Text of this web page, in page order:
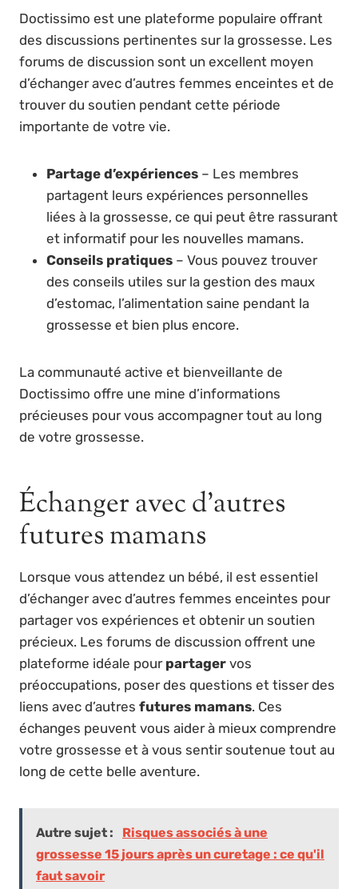
Doctissimo est une plateforme populaire offrant
des discussions pertinentes sur la grossesse. Les
forums de discussion sont un excellent moyen
d’échanger avec d’autres femmes enceintes et de
trouver du soutien pendant cette période
importante de votre vie.
Partage d’expériences – Les membres
partagent leurs expériences personnelles
liées à la grossesse, ce qui peut être rassurant
et informatif pour les nouvelles mamans.
Conseils pratiques – Vous pouvez trouver
des conseils utiles sur la gestion des maux
d’estomac, l’alimentation saine pendant la
grossesse et bien plus encore.
La communauté active et bienveillante de
Doctissimo offre une mine d’informations
précieuses pour vous accompagner tout au long
de votre grossesse.
Échanger avec d’autres
futures mamans
Lorsque vous attendez un bébé, il est essentiel
d’échanger avec d’autres femmes enceintes pour
partager vos expériences et obtenir un soutien
précieux. Les forums de discussion offrent une
plateforme idéale pour partager vos
préoccupations, poser des questions et tisser des
liens avec d’autres futures mamans. Ces
échanges peuvent vous aider à mieux comprendre
votre grossesse et à vous sentir soutenue tout au
long de cette belle aventure.
Autre sujet :
Risques associés à une
grossesse 15 jours après un curetage : ce qu'il
faut savoir